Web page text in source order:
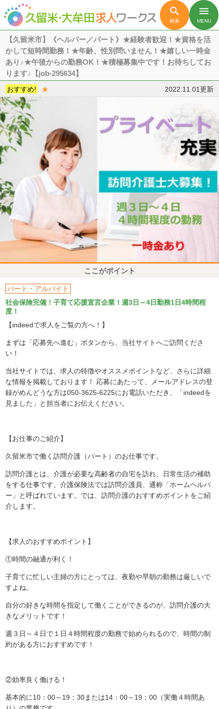

検索
menu
MENU
【久留米市】《ヘルパー／パート》★経験者歓迎！★資格を活
かして短時間勤務！★年齢、性別問いません！★嬉しい一時金
あり♪★午後からの勤務OK！★積極募集中です！お待ちしてお
ります♪【job-295634】
おすすめ! ★ 2022.11.01更新
ここがポイント
パート・アルバイト
社会保険完備！子育て応援宣言企業！週3日～4日勤務1日4時間程
度！
【indeedで求人をご覧の方へ！】
まずは「応募先へ進む」ボタンから、当社サイトへご訪問くださ
い！
当社サイトでは、求人の特徴やオススメポイントなど、さらに詳細
な情報を掲載しております！ 応募にあたって、メールアドレスの登
録がめんどうな方は050-3625-6225にお電話いただき、「indeedを
見ました」と担当者にお伝えください。
【お仕事のご紹介】
久留米市で働く訪問介護（パート）のお仕事です。
訪問介護とは、介護が必要な高齢者の自宅を訪れ、日常生活の補助
をする仕事です。介護保険法では訪問介護員、通称「ホームヘルパ
ー」と呼ばれています。では、訪問介護のおすすめポイントをご紹
介します。
【求人のおすすめポイント】
①時間の融通が利く！
子育てに忙しい主婦の方にとっては、夜勤や早朝の勤務は厳しいで
すよね。
自分の好きな時間を指定して働くことができるのが、訪問介護の大
きなメリットです！
週３日～４日で１日４時間程度の勤務で始められるので、時間の制
約がある方におすすめです！
②効率良く働ける！
基本的に10：00～19：30または14：00～19：00（実働４時間あ